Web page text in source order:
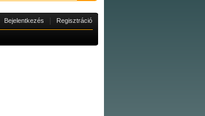
Bejelentkezés Regisztráció